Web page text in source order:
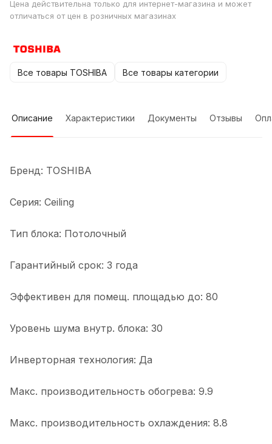
Цена действительна только для интернет-магазина и может
отличаться от цен в розничных магазинах
Все товары TOSHIBA Все товары категории
Описание Характеристики Документы Отзывы
Бренд: TOSHIBA
Серия: Ceiling
Тип блока: Потолочный
Гарантийный срок: 3 года
Эффективен для помещ. площадью до: 80
Уровень шума внутр. блока: 30
Инверторная технология: Да
Макс. производительность обогрева: 9.9
Макс. производительность охлаждения: 8.8